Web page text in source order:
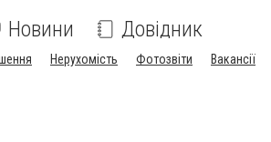
Новини Довідник
Нерухомість Фотозвіти Вакансії